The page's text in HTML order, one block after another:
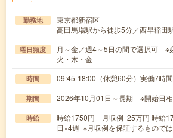
勤務地
東京都新宿区
高田馬場駅から徒歩5分／西早稲田
曜日頻度
月～金／週4～5日の間で選択可 ※
火・木・金
時間 09:45-18:00（休憩60分）実働7時
期間 2026年10月01日～長期 ※開始日
時給
時給1750円 月収例 25万円 時給
日×4週 ※月収例を保証するものでは